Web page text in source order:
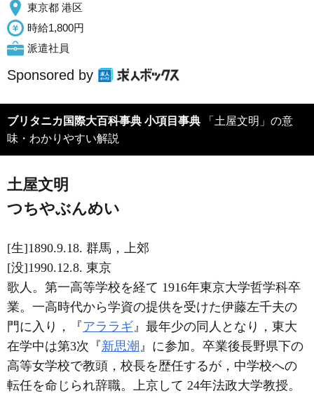
東京都 港区
時給1,800円
派遣社員
Sponsored by
ブリタニカ国際大百科事典 小項目事典 「土屋文明」の意
味・わかりやすい解説
土屋文明
つちやぶんめい
[生]1890.9.18. 群馬，上郊
[没]1990.12.8. 東京
歌人。第一高等学校を経て 1916年東京大学哲学科卒
業。一高時代から学資の提供を受けた伊藤左千夫の
門に入り，『アララギ』最年少の同人となり，東大
在学中は第3次『新思潮 』に参加。卒業後長野県下の
高等女学校で教頭，校長を歴任するが，中学校への
転任を命じられ辞職。上京して 24年法政大学教授。